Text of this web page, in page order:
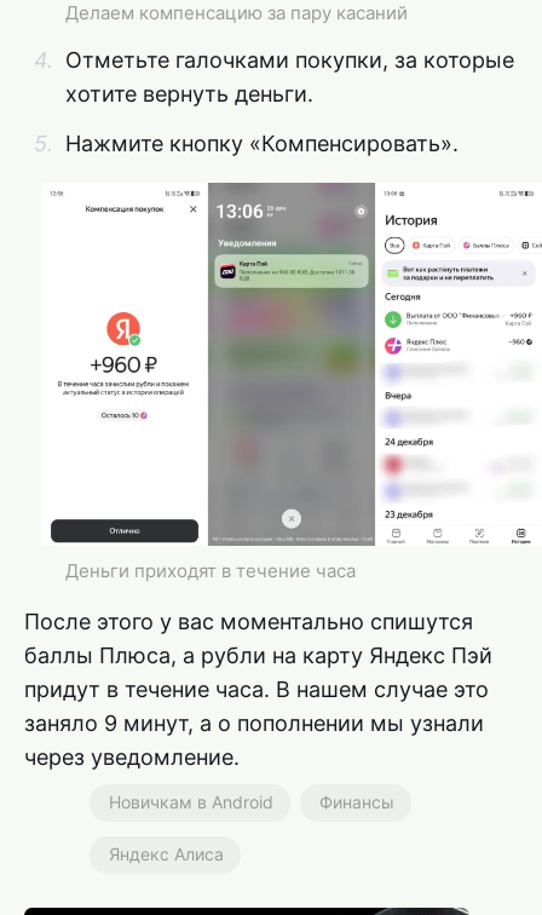
Делаем компенсацию за пару касаний
Отметьте галочками покупки, за которые
хотите вернуть деньги.
Нажмите кнопку «Компенсировать».
Деньги приходят в течение часа
После этого у вас моментально спишутся
баллы Плюса, а рубли на карту Яндекс Пэй
придут в течение часа. В нашем случае это
заняло 9 минут, а о пополнении мы узнали
через уведомление.
Новичкам в Android Финансы
Яндекс Алиса